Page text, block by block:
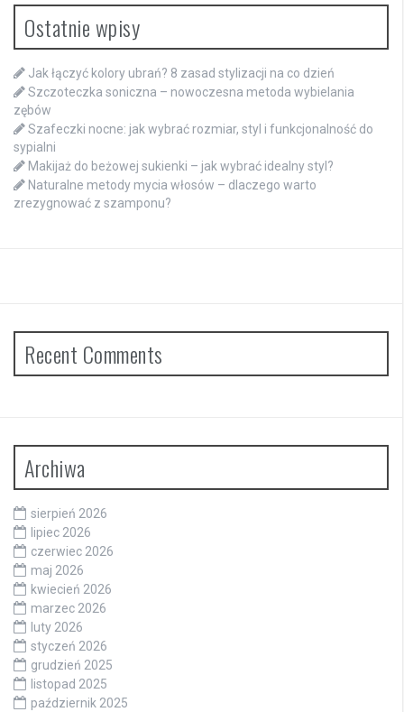
Ostatnie wpisy
Jak łączyć kolory ubrań? 8 zasad stylizacji na co dzień
Szczoteczka soniczna – nowoczesna metoda wybielania
zębów
Szafeczki nocne: jak wybrać rozmiar, styl i funkcjonalność do
sypialni
Makijaż do beżowej sukienki – jak wybrać idealny styl?
Naturalne metody mycia włosów – dlaczego warto
zrezygnować z szamponu?
Recent Comments
Archiwa
sierpień 2026
lipiec 2026
czerwiec 2026
maj 2026
kwiecień 2026
marzec 2026
luty 2026
styczeń 2026
grudzień 2025
listopad 2025
październik 2025